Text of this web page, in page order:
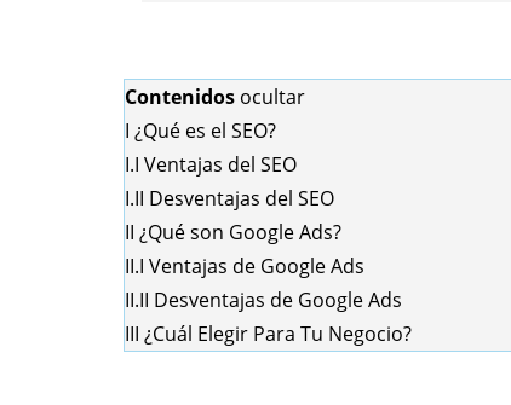
Contenidos ocultar
I ¿Qué es el SEO?
I.I Ventajas del SEO
I.II Desventajas del SEO
II ¿Qué son Google Ads?
II.I Ventajas de Google Ads
II.II Desventajas de Google Ads
III ¿Cuál Elegir Para Tu Negocio?